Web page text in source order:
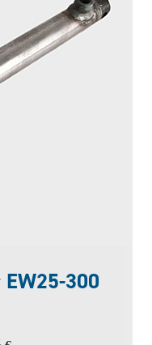
300